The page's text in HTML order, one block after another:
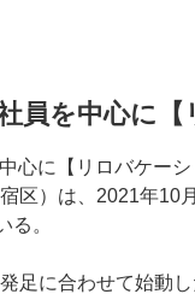
員を中心に【
区）は、2021年
る。
足に合わせて始動